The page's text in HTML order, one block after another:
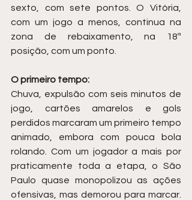
sexto, com sete pontos. O Vitória,
com um jogo a menos, continua na
zona de rebaixamento, na 18ª
posição, com um ponto.
O primeiro tempo:
Chuva, expulsão com seis minutos de
jogo, cartões amarelos e gols
perdidos marcaram um primeiro tempo
animado, embora com pouca bola
rolando. Com um jogador a mais por
praticamente toda a etapa, o São
Paulo quase monopolizou as ações
ofensivas, mas demorou para marcar.